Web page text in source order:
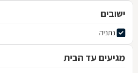
ישובים
נתניה
מגיעים עד הבית